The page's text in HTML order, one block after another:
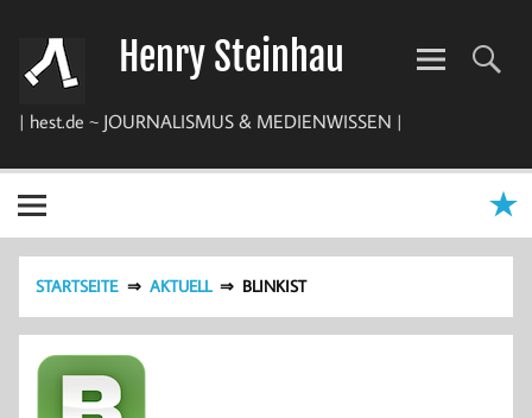
springen
Henry Steinhau
| hest.de ~ JOURNALISMUS & MEDIENWISSEN |
STARTSEITE AKTUELL BLINKIST